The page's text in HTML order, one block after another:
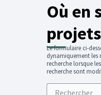
Où en
projets
Le formulaire ci-
dynamiquement les
recherche lorsque
recherche sont